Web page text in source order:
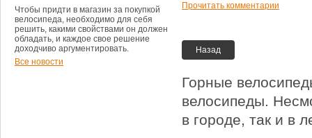
Чтобы придти в магазин за покупкой
велосипеда, необходимо для себя
решить, какими свойствами он должен
обладать, и каждое свое решение
доходчиво аргументировать.
Все новости
Прочитать комментарии
Назад
Горные
велосипеды.
в городе, так и в